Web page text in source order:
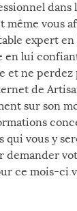
dans
même vous
expert en
en lui
et ne perdez
de
sur son
qui vous y
demander
ce mois-ci